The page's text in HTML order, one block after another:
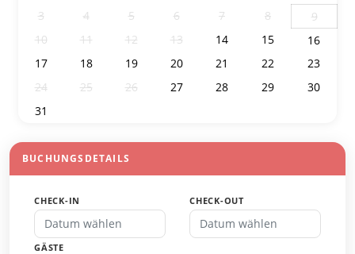
3
4 5 6 7 8
9
10
11 12 13 14 15
16
17
18 19 20 21 22
23
24
25 26 27 28 29
30
31
BUCHUNGSDETAILS
CHECK-IN CHECK-OUT
GÄSTE